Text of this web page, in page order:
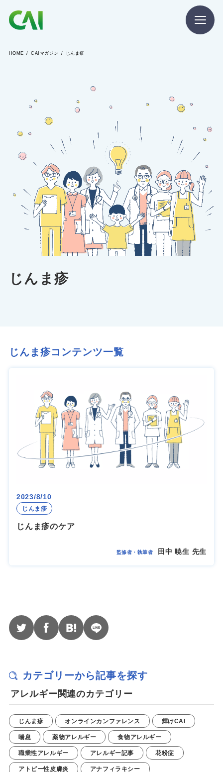
CAIとは
CAIの方へ
CAIマガジン
HOME CAIマガジン じんま疹
じんま疹
じんま疹コンテンツ一覧
2023/8/10
じんま疹
じんま疹のケア
監修者・執筆者 田中 暁生 先生
カテゴリーから記事を探す
アレルギー関連のカテゴリー
じんま疹 オンラインカンファレンス 輝けCAI
喘息 薬物アレルギー 食物アレルギー
職業性アレルギー アレルギー記事 花粉症
アトピー性皮膚炎 アナフィラキシー